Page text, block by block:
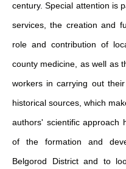
century. Special attention is
services, the creation and
role and contribution of
county medicine, as well as
workers in carrying out
historical sources, which
authors' scientific approach
of the formation and
Belgorod District and to